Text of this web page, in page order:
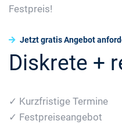
Festpreis!
Jetzt gratis Angebot
Diskrete +
✓ Kurzfristige Termine
✓ Festpreiseangebot